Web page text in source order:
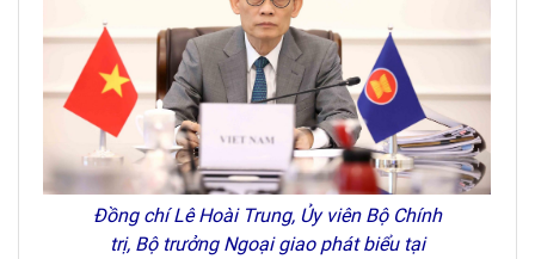
Đồng chí Lê Hoài Trung, Ủy viên Bộ Chính
trị, Bộ trưởng Ngoại giao phát biểu tại